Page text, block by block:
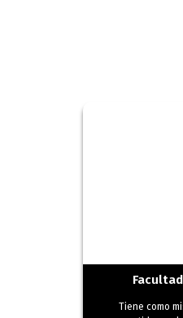
Becas,
Tiene como